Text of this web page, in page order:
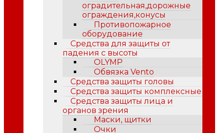
оградительная,дорожные
ограждения,конусы
Противопожарное
оборудование
Средства для защиты от
падения с высоты
OLYMP
Обвязка Vento
Средства защиты головы
Средства защиты комплексные
Средства защиты лица и
органов зрения
Маски, щитки
Очки